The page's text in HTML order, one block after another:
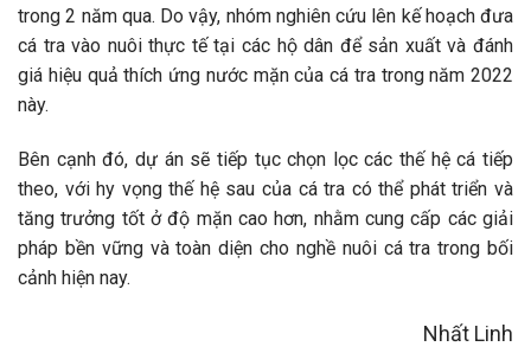
trong 2 năm qua. Do vậy, nhóm nghiên cứu lên kế hoạch đưa
cá tra vào nuôi thực tế tại các hộ dân để sản xuất và đánh
giá hiệu quả thích ứng nước mặn của cá tra trong năm 2022
này.
Bên cạnh đó, dự án sẽ tiếp tục chọn lọc các thế hệ cá tiếp
theo, với hy vọng thế hệ sau của cá tra có thể phát triển và
tăng trưởng tốt ở độ mặn cao hơn, nhằm cung cấp các giải
pháp bền vững và toàn diện cho nghề nuôi cá tra trong bối
cảnh hiện nay.
Nhất Linh